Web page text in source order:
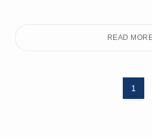
1